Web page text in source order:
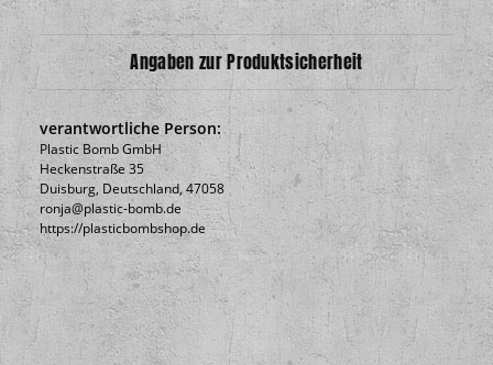
Angaben zur Produktsicherheit
verantwortliche Person:
Plastic Bomb GmbH
Heckenstraße 35
Duisburg, Deutschland, 47058
ronja@plastic-bomb.de
https://plasticbombshop.de